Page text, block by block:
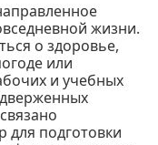
жизни.
о здоровье,
или
и учебных
для подготовки